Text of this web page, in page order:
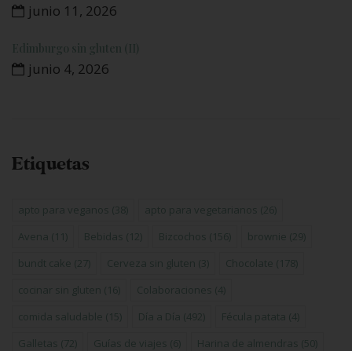
junio 11, 2026
Edimburgo sin gluten (II)
junio 4, 2026
Etiquetas
apto para veganos (38) apto para vegetarianos (26)
Avena (11) Bebidas (12) Bizcochos (156) brownie (29)
bundt cake (27) Cerveza sin gluten (3) Chocolate (178)
cocinar sin gluten (16) Colaboraciones (4)
comida saludable (15) Día a Día (492) Fécula patata (4)
Galletas (72) Guías de viajes (6) Harina de almendras (50)